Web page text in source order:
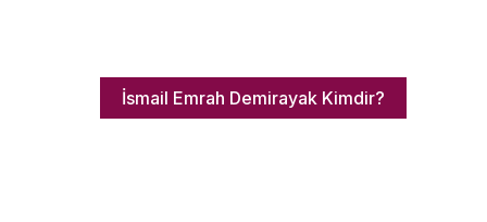
İsmail Emrah Demirayak Kimdir?